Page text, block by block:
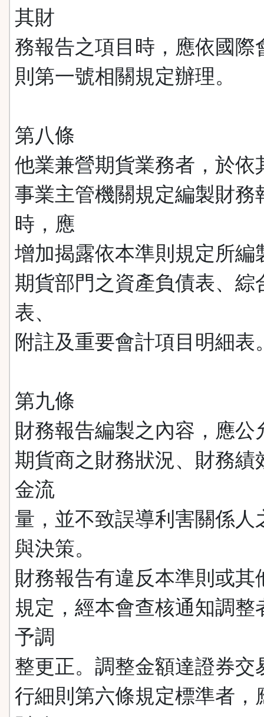
其財
務報告之項目時，應依國際
則第一號相關規定辦理。
第八條
他業兼營期貨業務者，於依
事業主管機關規定編製財務
時，應
增加揭露依本準則規定所編
期貨部門之資產負債表、綜
表、
附註及重要會計項目明細表
第九條
財務報告編製之內容，應公
期貨商之財務狀況、財務績
金流
量，並不致誤導利害關係人
與決策。
財務報告有違反本準則或其
規定，經本會查核通知調整
予調
整更正。調整金額達證券交
行細則第六條規定標準者，